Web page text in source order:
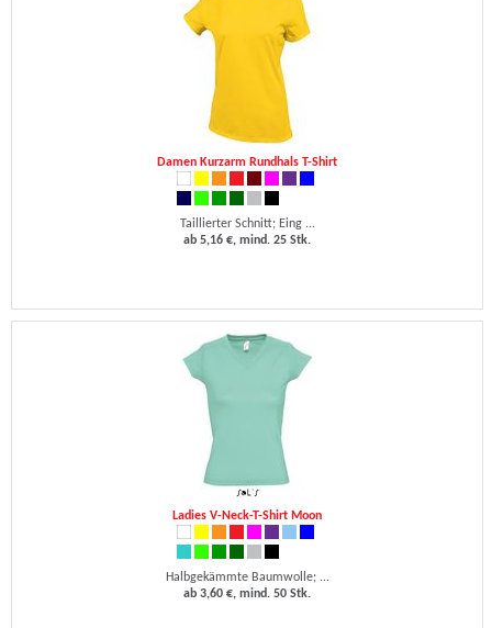
Damen Kurzarm Rundhals T-Shirt
Taillierter Schnitt; Eing ...
ab 5,16 €, mind. 25 Stk.
Ladies V-Neck-T-Shirt Moon
Halbgekämmte Baumwolle; ...
ab 3,60 €, mind. 50 Stk.